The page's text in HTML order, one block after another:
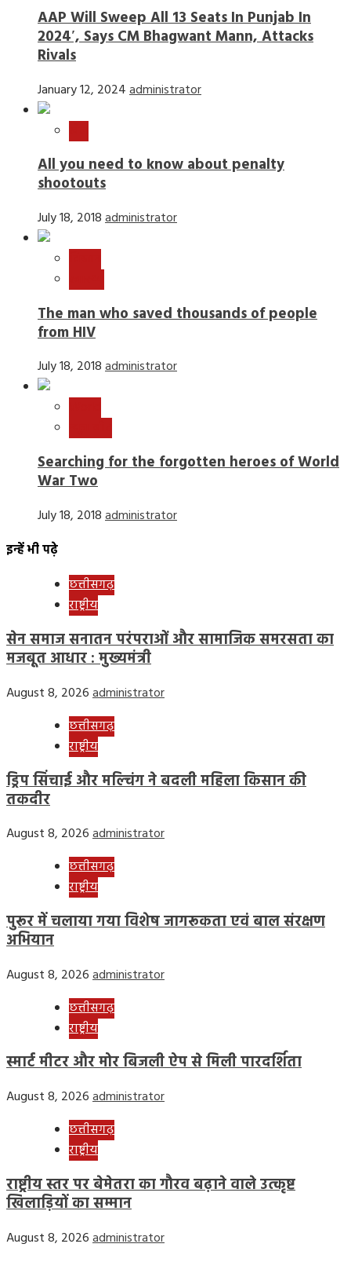
AAP Will Sweep All 13 Seats In Punjab In
2024′, Says CM Bhagwant Mann, Attacks
Rivals
January 12, 2024administrator
All you need to know about penalty
shootouts
July 18, 2018administrator
The man who saved thousands of people
from HIV
July 18, 2018administrator
Searching for the forgotten heroes of World
War Two
July 18, 2018administrator
इन्हें भी पढ़े
छत्तीसगढ़
राष्ट्रीय
सेन समाज सनातन परंपराओं और सामाजिक समरसता का
मजबूत आधार : मुख्यमंत्री
August 8, 2026administrator
छत्तीसगढ़
राष्ट्रीय
ड्रिप सिंचाई और मल्चिंग ने बदली महिला किसान की
तकदीर
August 8, 2026administrator
छत्तीसगढ़
राष्ट्रीय
पुरूर में चलाया गया विशेष जागरूकता एवं बाल संरक्षण
अभियान
August 8, 2026administrator
छत्तीसगढ़
राष्ट्रीय
स्मार्ट मीटर और मोर बिजली ऐप से मिली पारदर्शिता
August 8, 2026administrator
छत्तीसगढ़
राष्ट्रीय
राष्ट्रीय स्तर पर बेमेतरा का गौरव बढ़ाने वाले उत्कृष्ट
खिलाड़ियों का सम्मान
August 8, 2026administrator